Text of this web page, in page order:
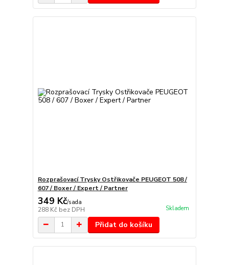
Rozprašovací Trysky Ostřikovače PEUGEOT 508 /
607 / Boxer / Expert / Partner
349 Kč/sada
288 Kč bez DPH Skladem
Přidat do košíku